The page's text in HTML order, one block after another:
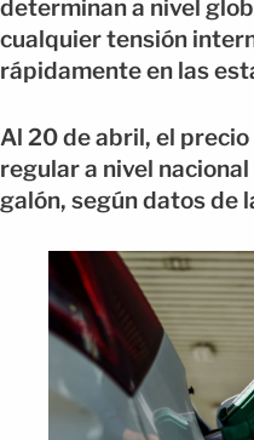
determinan a nivel
cualquier tensión
rápidamente en las
Al 20 de abril, el
regular a nivel
galón, según datos de